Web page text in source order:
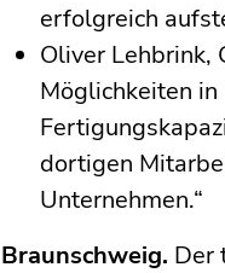
erfolgreich
Oliver Lehbrink,
Möglichkeiten
dortigen
Unternehmen.“
Braunschweig. Der